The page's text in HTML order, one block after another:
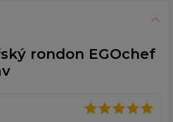
rondon EGOchef